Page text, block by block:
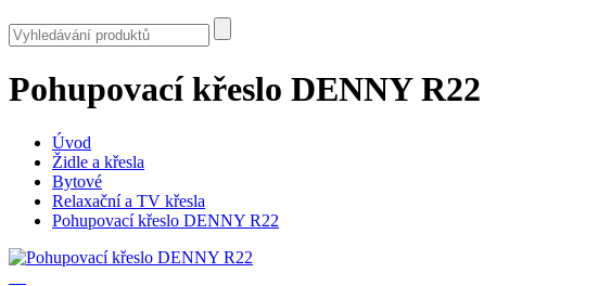
Pohupovací křeslo DENNY R22
Úvod
Židle a křesla
Bytové
Relaxační a TV křesla
Pohupovací křeslo DENNY R22